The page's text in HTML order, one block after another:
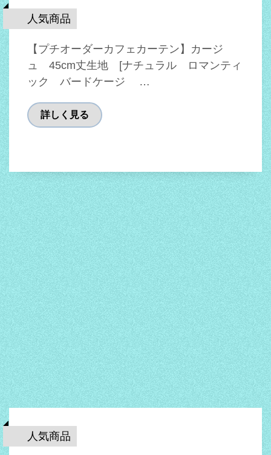
人気商品
【プチオーダーカフェカーテン】カージ
ュ 45cm丈生地 [ナチュラル ロマンティ
ック バードケージ …
詳しく見る
人気商品